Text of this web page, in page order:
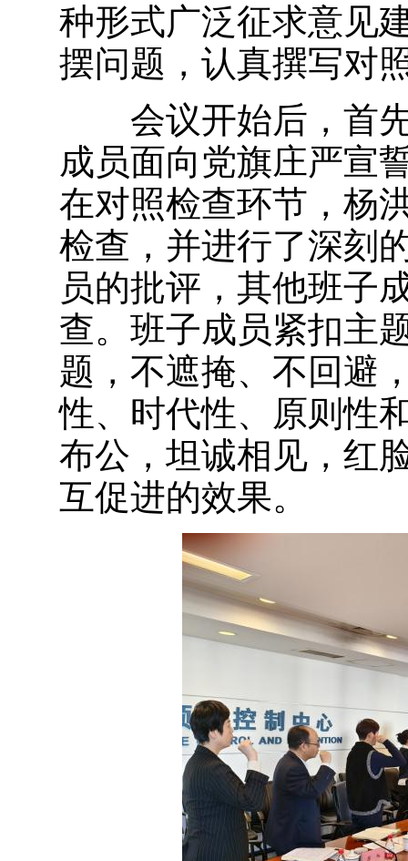
种形式广泛征求意见
摆问题，认真撰写对
会议开始后，首先
成员面向党旗庄严宣
在对照检查环节，杨
检查，并进行了深刻
员的批评，其他班子
查。班子成员紧扣主
题，不遮掩、不回避
性、时代性、原则性
布公，坦诚相见，红
互促进的效果。